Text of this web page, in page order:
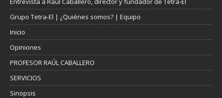
Grupo Tetra-El | ¿Quiénes somos? | Equipo
Inicio
Opiniones
PROFESOR RAÚL CABALLERO
SERVICIOS
Sinopsis